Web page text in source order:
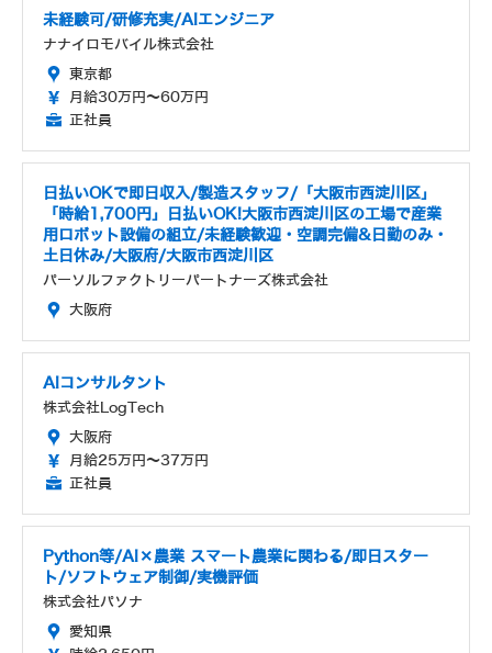
未経験可/研修充実/AIエンジニア
ナナイロモバイル株式会社
東京都
月給30万円～60万円
正社員
日払いOKで即日収入/製造スタッフ/「大阪市西淀川区」
「時給1,700円」日払いOK!大阪市西淀川区の工場で産業
用ロボット設備の組立/未経験歓迎・空調完備&日勤のみ・
土日休み/大阪府/大阪市西淀川区
パーソルファクトリーパートナーズ株式会社
大阪府
AIコンサルタント
株式会社LogTech
大阪府
月給25万円～37万円
正社員
Python等/AI×農業 スマート農業に関わる/即日スター
ト/ソフトウェア制御/実機評価
株式会社パソナ
愛知県